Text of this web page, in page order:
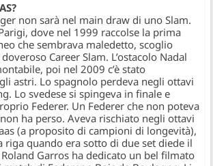
non sarà nel main draw di uno Slam.
dove nel 1999 raccolse la prima
che sembrava maledetto, scoglio
Career Slam. L’ostacolo Nadal
poi nel 2009 c’è stato
astri. Lo spagnolo perdeva negli ottavi
Lo svedese si spingeva in finale e
Federer. Un Federer che non poteva
ha perso. Aveva rischiato negli ottavi
(a proposito di campioni di longevità),
riga quando era sotto di due set diede il
Garros ha dedicato un bel filmato